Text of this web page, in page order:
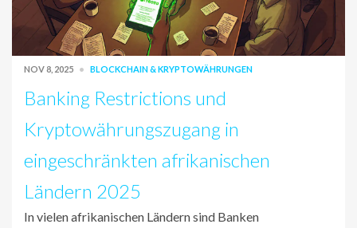
NOV 8, 2025 BLOCKCHAIN & KRYPTOWÄHRUNGEN
Banking Restrictions und
Kryptowährungszugang in
eingeschränkten afrikanischen
Ländern 2025
In vielen afrikanischen Ländern sind Banken